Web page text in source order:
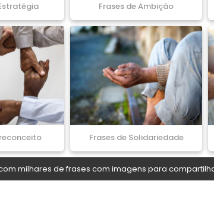
Frases de Ambição
Frases de Solidariedade
milhares de frases com imagens para